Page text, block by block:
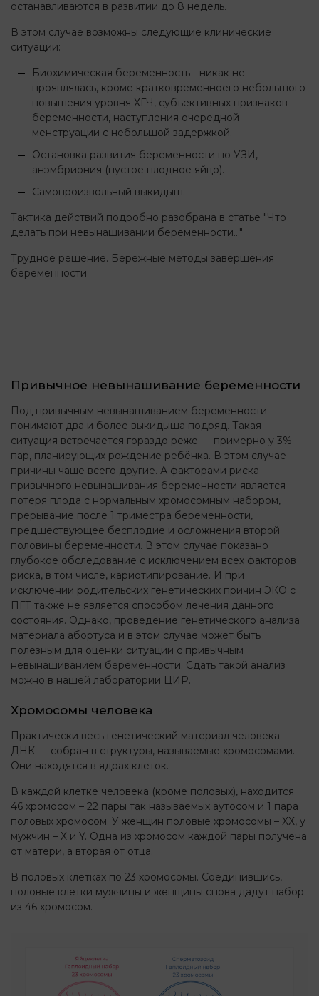
останавливаются в развитии до 8 недель.
В этом случае возможны следующие клинические
ситуации:
Биохимическая беременность - никак не
проявлялась, кроме кратковременноего небольшого
повышения уровня ХГЧ, субъективных признаков
беременности, наступления очередной
менструации с небольшой задержкой.
Остановка развития беременности по УЗИ,
анэмбриония (пустое плодное яйцо).
Самопроизвольный выкидыш.
Тактика действий подробно разобрана в статье "Что
делать при невынашивании беременности..."
Трудное решение. Бережные методы завершения
беременности
Привычное невынашивание беременности
Под привычным невынашиванием беременности
понимают два и более выкидыша подряд. Такая
ситуация встречается гораздо реже — примерно у 3%
пар, планирующих рождение ребёнка. В этом случае
причины чаще всего другие. А факторами риска
привычного невынашивания беременности является
потеря плода с нормальным хромосомным набором,
прерывание после 1 триместра беременности,
предшествующее бесплодие и осложнения второй
половины беременности. В этом случае показано
глубокое обследование с исключением всех факторов
риска, в том числе, кариотипирование. И при
исключении родительских генетических причин ЭКО с
ПГТ также не является способом лечения данного
состояния. Однако, проведение генетического анализа
материала абортуса и в этом случае может быть
полезным для оценки ситуации с привычным
невынашиванием беременности. Сдать такой анализ
можно в нашей лаборатории ЦИР.
Хромосомы человека
Практически весь генетический материал человека —
ДНК — собран в структуры, называемые хромосомами.
Они находятся в ядрах клеток.
В каждой клетке человека (кроме половых), находится
46 хромосом – 22 пары так называемых аутосом и 1 пара
половых хромосом. У женщин половые хромосомы – ХХ, у
мужчин – Х и Y. Одна из хромосом каждой пары получена
от матери, а вторая от отца.
В половых клетках по 23 хромосомы. Соединившись,
половые клетки мужчины и женщины снова дадут набор
из 46 хромосом.